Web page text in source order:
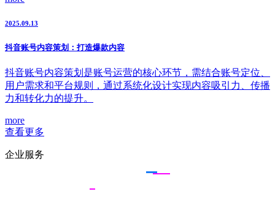
2025.09.13
抖音账号内容策划：打造爆款内容
抖音账号内容策划是账号运营的核心环节，需结合账号定位、
用户需求和平台规则，通过系统化设计实现内容吸引力、传播
力和转化力的提升。
more
查看更多
企业服务